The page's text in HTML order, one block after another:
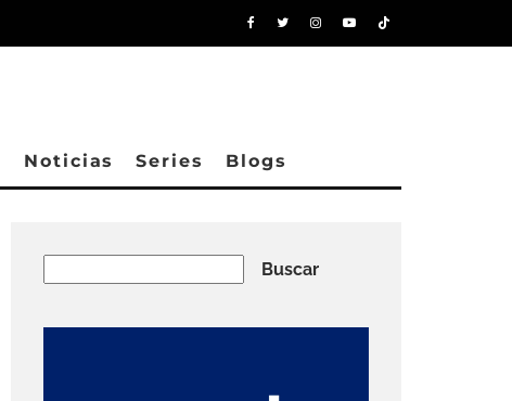
Noticias Series Blogs
Buscar